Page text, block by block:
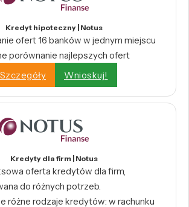
Kredyt hipoteczny | Notus
ofert 16 banków w jednym miejscu
porównanie najlepszych ofert
Szczegóły
Wnioskuj!
Kredyty dla firm | Notus
oferta kredytów dla firm,
do różnych potrzeb.
różne rodzaje kredytów: w rachunku